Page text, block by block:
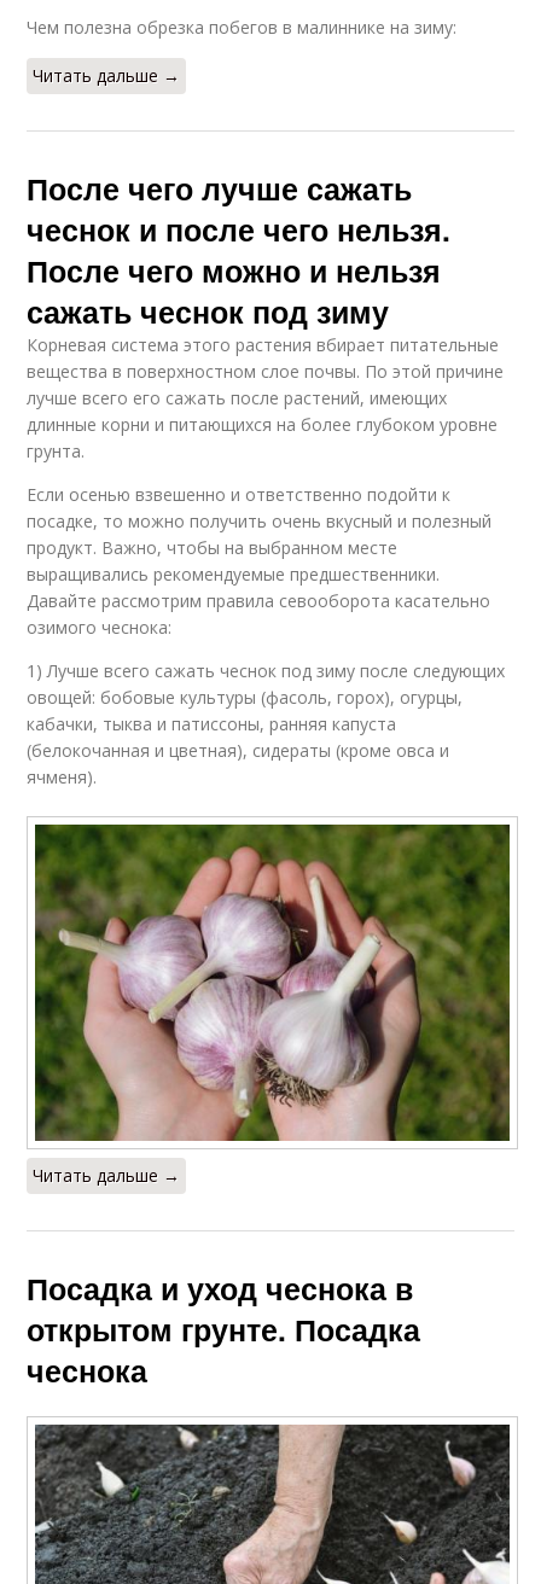
Чем полезна обрезка побегов в малиннике на зиму:
Читать дальше →
После чего лучше сажать
чеснок и после чего нельзя.
После чего можно и нельзя
сажать чеснок под зиму
Корневая система этого растения вбирает питательные
вещества в поверхностном слое почвы. По этой причине
лучше всего его сажать после растений, имеющих
длинные корни и питающихся на более глубоком уровне
грунта.
Если осенью взвешенно и ответственно подойти к
посадке, то можно получить очень вкусный и полезный
продукт. Важно, чтобы на выбранном месте
выращивались рекомендуемые предшественники.
Давайте рассмотрим правила севооборота касательно
озимого чеснока:
1) Лучше всего сажать чеснок под зиму после следующих
овощей: бобовые культуры (фасоль, горох), огурцы,
кабачки, тыква и патиссоны, ранняя капуста
(белокочанная и цветная), сидераты (кроме овса и
ячменя).
Читать дальше →
Посадка и уход чеснока в
открытом грунте. Посадка
чеснока